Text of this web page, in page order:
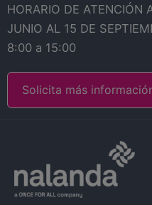
HORARIO DE ATENCIÓN
JUNIO AL 15 DE
8:00 a 15:00
Solicita más